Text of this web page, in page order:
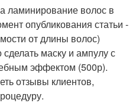
ламинирование волос в
опубликования статьи -
от длины волос)
маску и ампулу с
эффектом (500р).
отзывы клиентов,